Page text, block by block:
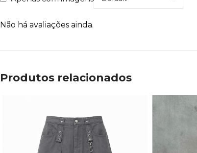
Não há avaliações ainda.
Produtos relacionados